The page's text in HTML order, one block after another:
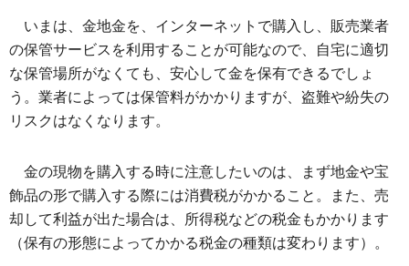
いまは、金地金を、インターネットで購入し、販売業者
の保管サービスを利用することが可能なので、自宅に適切
な保管場所がなくても、安心して金を保有できるでしょ
う。業者によっては保管料がかかりますが、盗難や紛失の
リスクはなくなります。
金の現物を購入する時に注意したいのは、まず地金や宝
飾品の形で購入する際には消費税がかかること。また、売
却して利益が出た場合は、所得税などの税金もかかります
（保有の形態によってかかる税金の種類は変わります）。